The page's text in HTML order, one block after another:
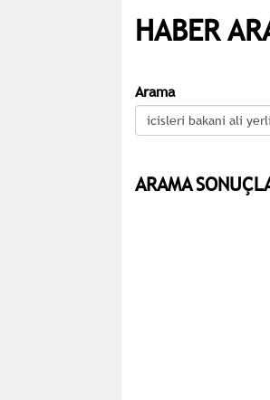
HABER
Arama
ARAMA